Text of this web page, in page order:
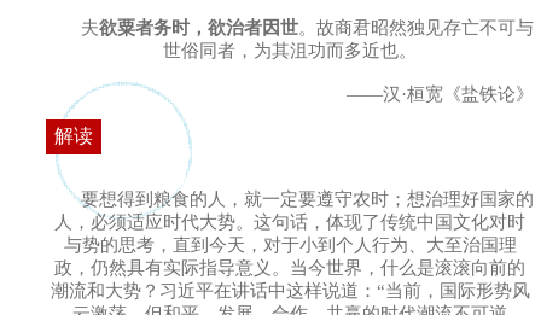
夫欲粟者务时，欲治者因世。故商君昭然独见存亡不可与
世俗同者，为其沮功而多近也。
——汉·桓宽《盐铁论》
解读
要想得到粮食的人，就一定要遵守农时；想治理好国家的
人，必须适应时代大势。这句话，体现了传统中国文化对时
与势的思考，直到今天，对于小到个人行为、大至治国理
政，仍然具有实际指导意义。当今世界，什么是滚滚向前的
潮流和大势？习近平在讲话中这样说道：“当前，国际形势风